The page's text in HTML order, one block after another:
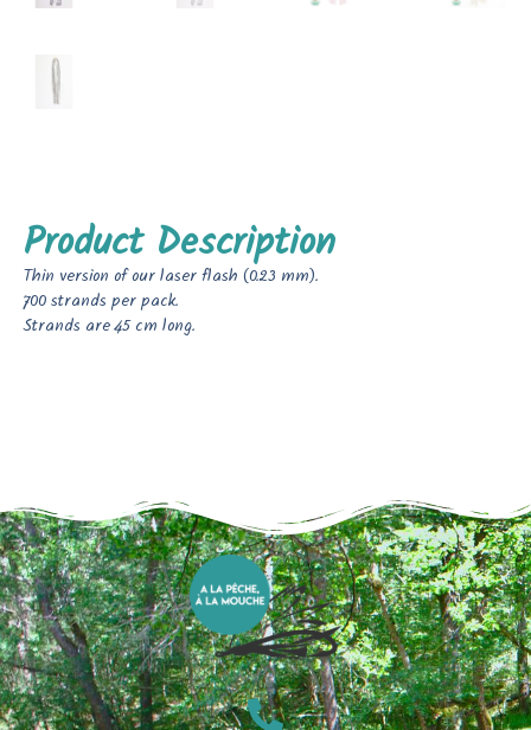
Product Description
Thin version of our laser flash (0.23 mm).
700 strands per pack.
Strands are 45 cm long.